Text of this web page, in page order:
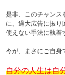
是非、このチャンス
に、過大広告に振り
使えない手法に執着
今が、まさにご自身
自分の人生は自